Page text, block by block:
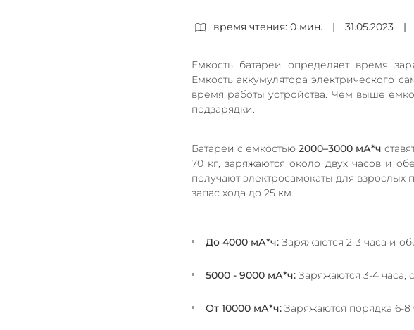
время чтения: 0 мин. | 31.05.2023 |
Емкость батареи определяет время
Емкость аккумулятора электрического
время работы устройства. Чем выше
подзарядки.
Батареи с емкостью2000–3000 мА*ч
70 кг,заряжаются около двух часов и
получают электросамокаты для взрослых
запас хода до 25 км.
До 4000 мА*ч: Заряжаются 2-3 часа и
5000 - 9000 мА*ч: Заряжаются 3-4 часа,
От 10000 мА*ч: Заряжаются порядка 6-8